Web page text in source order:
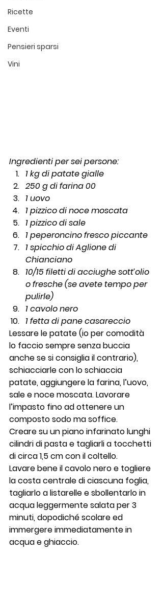
Ricette
Eventi
Pensieri sparsi
Vini
Ingredienti per sei persone:
1 kg di patate gialle
250 g di farina 00
1 uovo
1 pizzico di noce moscata
1 pizzico di sale
1 peperoncino fresco piccante
1 spicchio di Aglione di
Chianciano
10/15 filetti di acciughe sott’olio
o fresche (se avete tempo per
pulirle)
1 cavolo nero
1 fetta di pane casareccio
Lessare le patate (io per comodità
lo faccio sempre senza buccia
anche se si consiglia il contrario),
schiacciarle con lo schiaccia
patate, aggiungere la farina, l’uovo,
sale e noce moscata. Lavorare
l’impasto fino ad ottenere un
composto sodo ma soffice.
Creare su un piano infarinato lunghi
cilindri di pasta e tagliarli a tocchetti
di circa 1,5 cm con il coltello.
Lavare bene il cavolo nero e togliere
la costa centrale di ciascuna foglia,
tagliarlo a listarelle e sbollentarlo in
acqua leggermente salata per 3
minuti, dopodiché scolare ed
immergere immediatamente in
acqua e ghiaccio.